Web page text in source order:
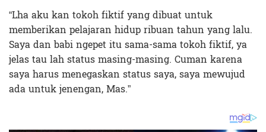
“Lha aku kan tokoh fiktif yang dibuat untuk
memberikan pelajaran hidup ribuan tahun yang lalu.
Saya dan babi ngepet itu sama-sama tokoh fiktif, ya
jelas tau lah status masing-masing. Cuman karena
saya harus menegaskan status saya, saya mewujud
ada untuk jenengan, Mas.”